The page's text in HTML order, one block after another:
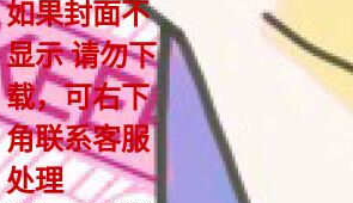
如果封面不
显示 请勿下
载，可右下
角联系客服
处理